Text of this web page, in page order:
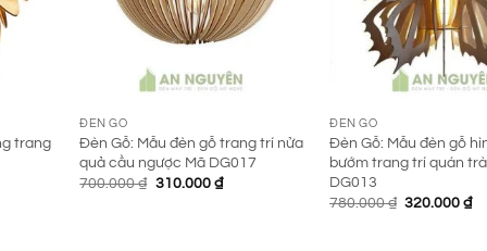
trang
ĐÈN GỖ
Đèn Gỗ: Mẫu đèn gỗ trang trí nửa
quả cầu ngược Mã DG017
700.000₫ Giá
310.000 ₫Giá
ĐÈN GỖ
Đèn Gỗ: Mẫu đèn gỗ
bướm trang trí quán
DG013
780.000₫ Giá
320.000₫Giá